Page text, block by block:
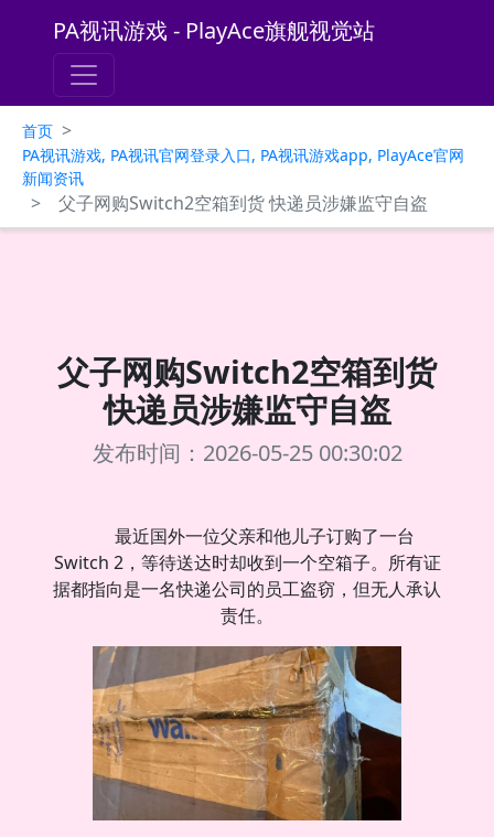
PA视讯游戏 - PlayAce旗舰视觉站
首页 >
PA视讯游戏, PA视讯官网登录入口, PA视讯游戏app, PlayAce官网
新闻资讯
> 父子网购Switch2空箱到货 快递员涉嫌监守自盗
父子网购Switch2空箱到货
快递员涉嫌监守自盗
发布时间：2026-05-25 00:30:02
最近国外一位父亲和他儿子订购了一台
Switch 2，等待送达时却收到一个空箱子。所有证
据都指向是一名快递公司的员工盗窃，但无人承认
责任。